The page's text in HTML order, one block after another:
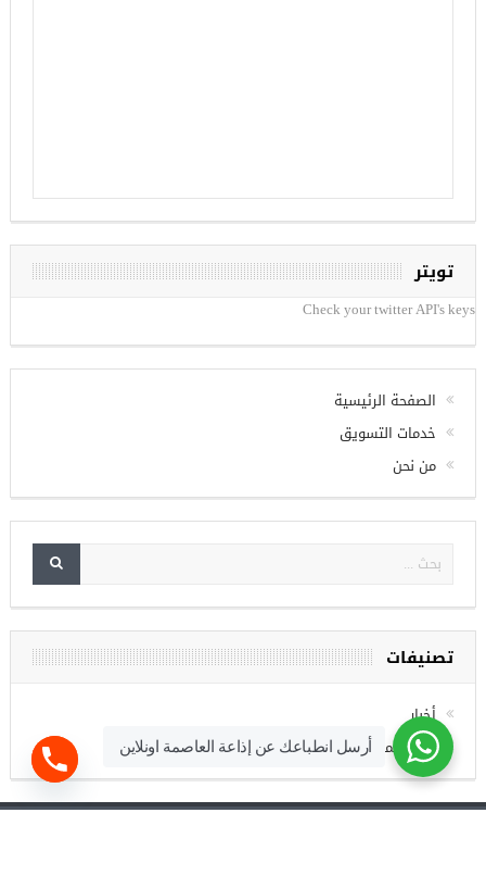
تويتر
Check your twitter API's keys
الصفحة الرئيسية
خدمات التسويق
من نحن
تصنيفات
أخبار
فرص عمل
أرسل انطباعك عن إذاعة العاصمة اونلاين